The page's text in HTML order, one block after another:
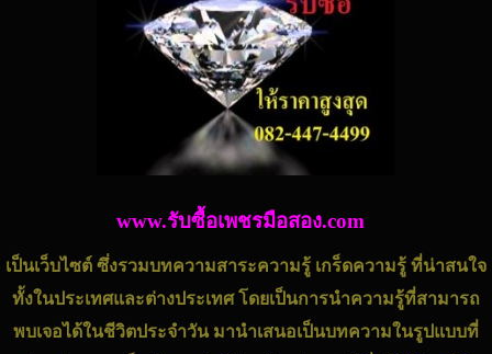
www.รับซื้อเพชรมือสอง.com
เป็นเว็บไซต์ ซึ่งรวมบทความสาระความรู้ เกร็ดความรู้ ที่น่าสนใจ
ทั้งในประเทศและต่างประเทศ โดยเป็นการนำความรู้ที่สามารถ
พบเจอได้ในชีวิตประจำวัน มานำเสนอเป็นบทความในรูปแบบที่